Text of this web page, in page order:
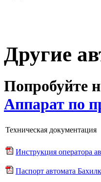
Другие
Попробуйте
Аппарат по
Техническая документация
Инструкция оператора
Паспорт автомата